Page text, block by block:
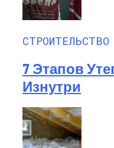
7 Этапов
Изнутри